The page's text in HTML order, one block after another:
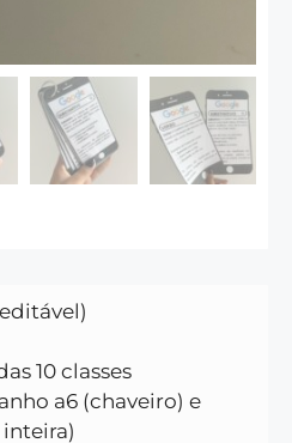
10 classes
a6 (chaveiro) e